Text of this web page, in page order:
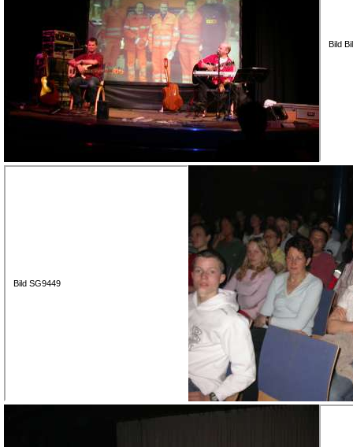
Bild
Bild SG9449